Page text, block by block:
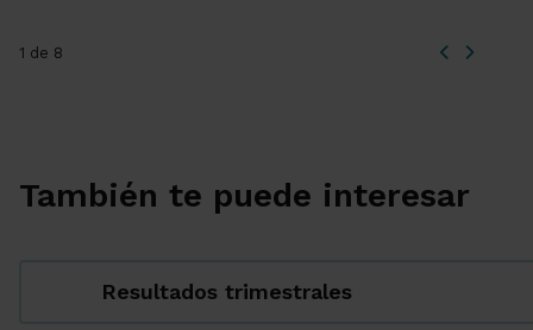
1 de 8
También te puede interesar
Resultados trimestrales